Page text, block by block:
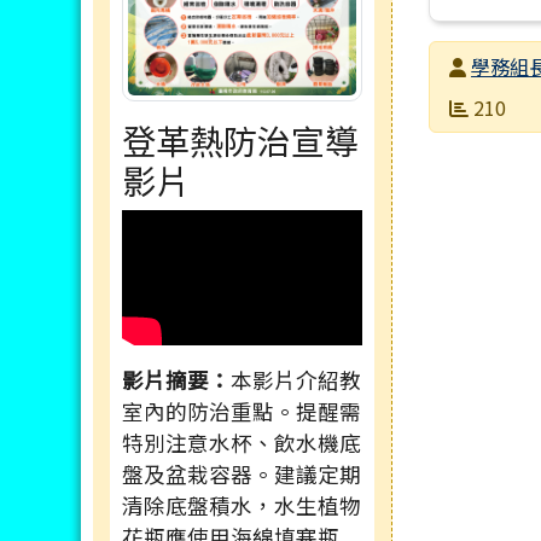
登革熱防治宣導
影片
影片摘要：本影片介紹教
室內的防治重點。提醒需
特別注意水杯、飲水機底
盤及盆栽容器。建議定期
清除底盤積水，水生植物
發布者學務組
發布日期
瀏覽次數
210